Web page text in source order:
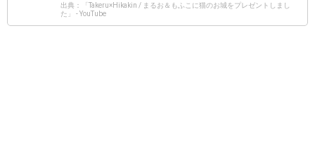
出典：「Takeru×Hikakin / まるお＆もふこに猫のお城をプレゼントしまし
た」 - YouTube